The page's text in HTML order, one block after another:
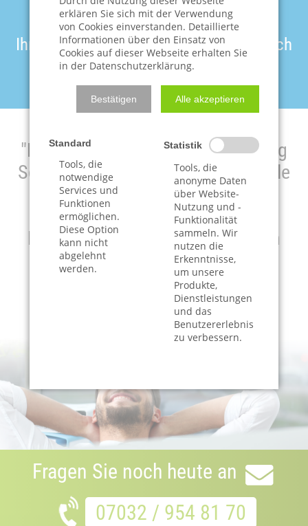
Machen Sie jetzt den ersten Schritt!
Ihre Anfrage ist kostenfrei, unverbindlich
und, wenn gewünscht, ANONYM!
"Mich durch die Schuldnerberatung
Schickner vertreten zu lassen, zähle
ich zu den glücklichsten
Entscheidungen meines
Berufslebens. Selbst freiberuflich
tätig, sind mir vor allem das hohe
persönliche Engagement und die
zwischenmenschliche"
- M. U. - Google Bewertung
Fragen Sie noch heute an
07032 / 954 81 70
erklären Sie sich mit der Verwendung
von Cookies einverstanden. Detaillierte
Informationen über den Einsatz von
Cookies auf dieser Webseite erhalten Sie
in der Datenschutzerklärung.
Bestätigen Alle akzeptieren
Standard
Tools, die
notwendige
Services und
Funktionen
ermöglichen.
Diese Option
kann nicht
abgelehnt
werden.
Statistik
Tools, die
anonyme Daten
über Website-
Nutzung und -
Funktionalität
sammeln. Wir
nutzen die
Erkenntnisse,
um unsere
Produkte,
Dienstleistungen
und das
Benutzererlebnis
zu verbessern.